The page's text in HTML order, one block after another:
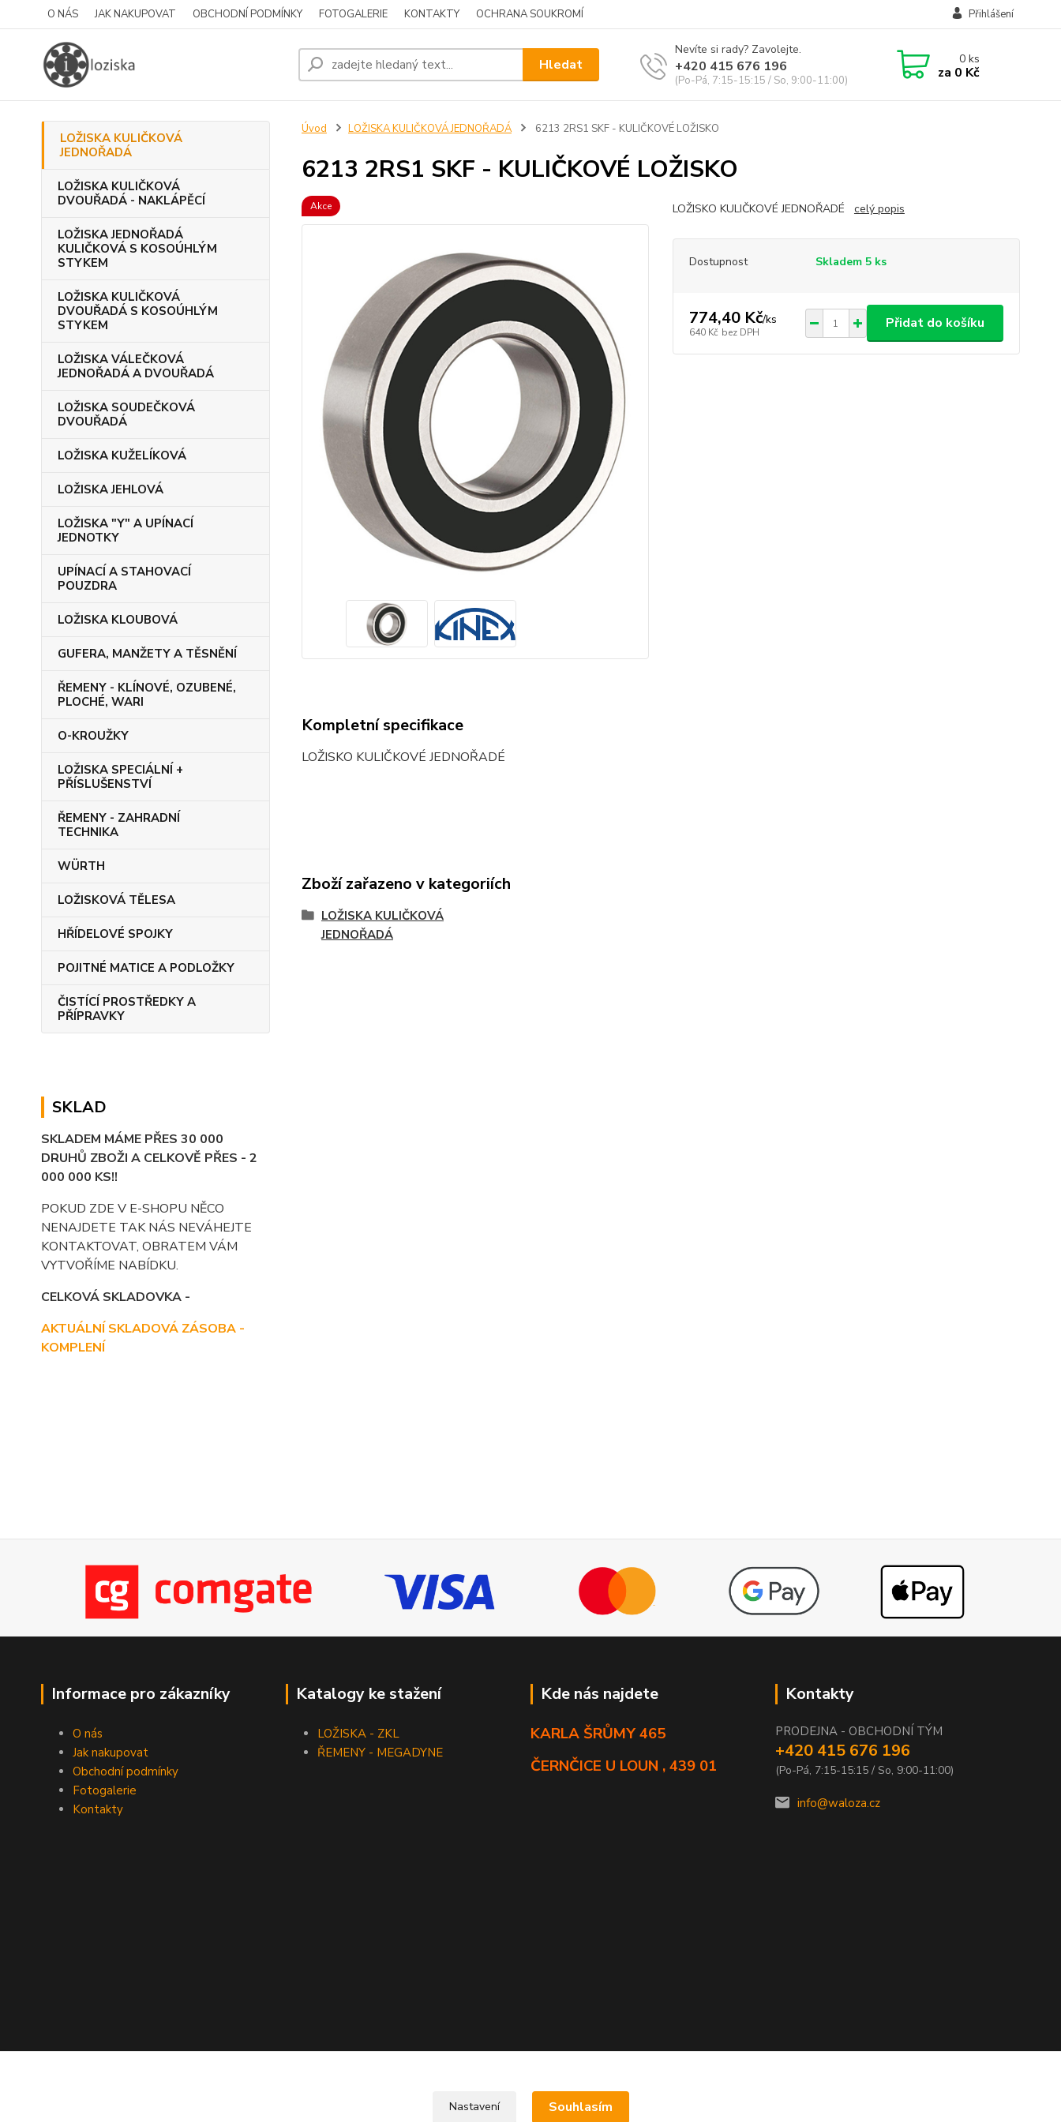
O NÁS JAK NAKUPOVAT OBCHODNÍ PODMÍNKY FOTOGALERIE KONTAKTY OCHRANA SOUKROMÍ Přihlášení
Hledat
Nevíte si rady? Zavolejte.
+420 415 676 196
(Po-Pá, 7:15-15:15 / So, 9:00-11:00)
0ks
za 0 Kč
LOŽISKA KULIČKOVÁ
JEDNOŘADÁ
LOŽISKA KULIČKOVÁ
DVOUŘADÁ - NAKLÁPĚCÍ
LOŽISKA JEDNOŘADÁ
KULIČKOVÁ S KOSOÚHLÝM
STYKEM
LOŽISKA KULIČKOVÁ
DVOUŘADÁ S KOSOÚHLÝM
STYKEM
LOŽISKA VÁLEČKOVÁ
JEDNOŘADÁ A DVOUŘADÁ
LOŽISKA SOUDEČKOVÁ
DVOUŘADÁ
LOŽISKA KUŽELÍKOVÁ
LOŽISKA JEHLOVÁ
LOŽISKA "Y" A UPÍNACÍ
JEDNOTKY
UPÍNACÍ A STAHOVACÍ
POUZDRA
LOŽISKA KLOUBOVÁ
GUFERA, MANŽETY A TĚSNĚNÍ
ŘEMENY - KLÍNOVÉ, OZUBENÉ,
PLOCHÉ, WARI
O-KROUŽKY
LOŽISKA SPECIÁLNÍ +
PŘÍSLUŠENSTVÍ
ŘEMENY - ZAHRADNÍ
TECHNIKA
WÜRTH
LOŽISKOVÁ TĚLESA
HŘÍDELOVÉ SPOJKY
POJITNÉ MATICE A PODLOŽKY
ČISTÍCÍ PROSTŘEDKY A
PŘÍPRAVKY
SKLAD
SKLADEM MÁME PŘES 30 000
DRUHŮ ZBOŽI A CELKOVĚ PŘES - 2
000 000 KS!!
POKUD ZDE V E-SHOPU NĚCO
NENAJDETE TAK NÁS NEVÁHEJTE
KONTAKTOVAT, OBRATEM VÁM
VYTVOŘÍME NABÍDKU.
CELKOVÁ SKLADOVKA -
AKTUÁLNÍ SKLADOVÁ ZÁSOBA -
KOMPLENÍ
Úvod LOŽISKA KULIČKOVÁ JEDNOŘADÁ 6213 2RS1 SKF - KULIČKOVÉ LOŽISKO
6213 2RS1 SKF - KULIČKOVÉ LOŽISKO
Akce LOŽISKO KULIČKOVÉ JEDNOŘADÉ celý popis
Dostupnost Skladem 5 ks
774,40 Kč/ks
640 Kč bez DPH
Přidat do košíku
Kompletní specifikace
LOŽISKO KULIČKOVÉ JEDNOŘADÉ
Zboží zařazeno v kategoriích
LOŽISKA KULIČKOVÁ
JEDNOŘADÁ
Informace pro zákazníky
O nás
Jak nakupovat
Obchodní podmínky
Fotogalerie
Kontakty
Katalogy ke stažení
LOŽISKA - ZKL
ŘEMENY - MEGADYNE
Kde nás najdete
KARLA ŠRŮMY 465
ČERNČICE U LOUN , 439 01
Kontakty
PRODEJNA - OBCHODNÍ TÝM
+420 415 676 196
(Po-Pá, 7:15-15:15 / So, 9:00-11:00)
info@waloza.cz
Nastavení Souhlasím